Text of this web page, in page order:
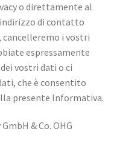
o direttamente al
di contatto
i vostri
espressamente
vostri dati o ci
che è consentito
presente Informativa.
& Co. OHG